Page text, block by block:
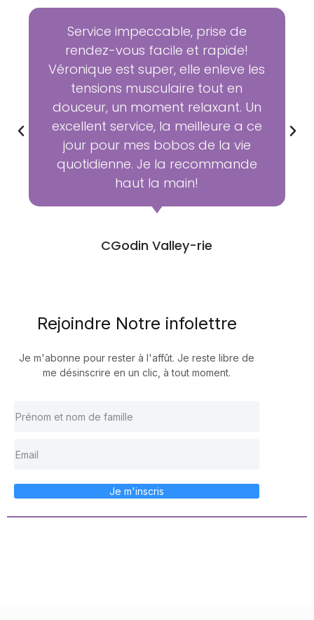
Service impeccable, prise de
rendez-vous facile et rapide!
Véronique est super, elle enleve les
tensions musculaire tout en
douceur, un moment relaxant. Un
excellent service, la meilleure a ce
jour pour mes bobos de la vie
quotidienne. Je la recommande
haut la main!
CGodin Valley-rie
Rejoindre Notre infolettre
Je m'abonne pour rester à l'affût. Je reste libre de
me désinscrire en un clic, à tout moment.
Je m'inscris